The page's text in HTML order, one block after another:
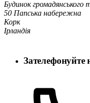
Будинок громадянського
50 Папська набережна
Корк
Ірландія
Зателефонуйте